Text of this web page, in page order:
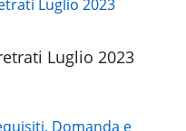
Luglio 2023